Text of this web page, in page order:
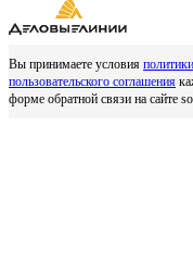
Вы принимаете условия
пользовательского соглашения
форме обратной связи на сайте